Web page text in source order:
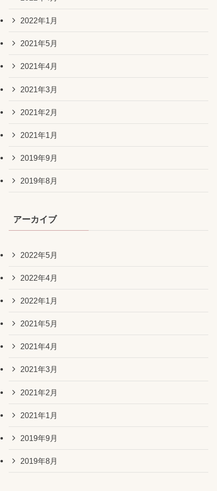
2022年1月
2021年5月
2021年4月
2021年3月
2021年2月
2021年1月
2019年9月
2019年8月
アーカイブ
2022年5月
2022年4月
2022年1月
2021年5月
2021年4月
2021年3月
2021年2月
2021年1月
2019年9月
2019年8月